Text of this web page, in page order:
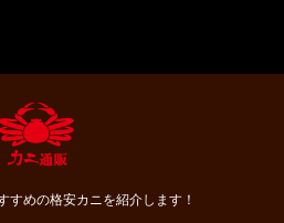
すめの格安カニを紹介します！